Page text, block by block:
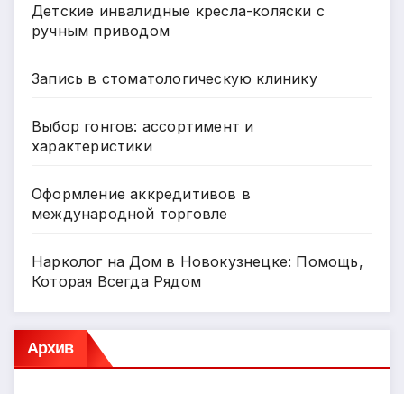
Детские инвалидные кресла-коляски с
ручным приводом
Запись в стоматологическую клинику
Выбор гонгов: ассортимент и
характеристики
Оформление аккредитивов в
международной торговле
Нарколог на Дом в Новокузнецке: Помощь,
Которая Всегда Рядом
Архив